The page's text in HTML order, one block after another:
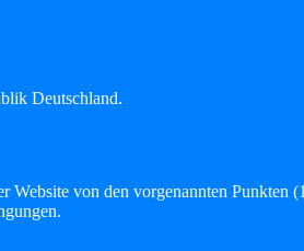
Deutschland.
Website von den vorgenannten